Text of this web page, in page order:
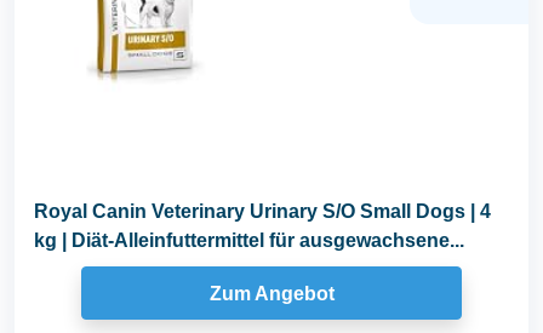
Royal Canin Veterinary Urinary S/O Small Dogs | 4
kg | Diät-Alleinfuttermittel für ausgewachsene...
Zum Angebot